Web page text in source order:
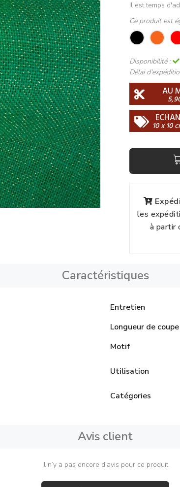
Il est temps
Ce produit est
Disponibilité :
Délai
AU
10 x 10
les
à partir
Caractéristiques
Entretien
Longueur de
Motif
Utilisation
Catégories
Avis client
Il n’y a pas encore d’avis pour ce produit